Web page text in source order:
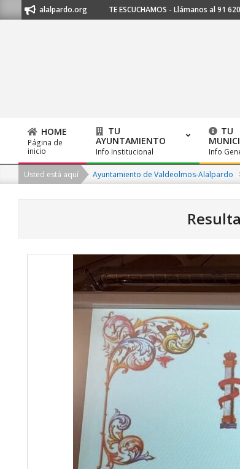
to
TE ESCUCHAMOS - Llámanos al 91 620 21 53
Primary
Navigation
Menu
HOME
Página de
inicio
TU
AYUNTAMIENTO
Info Institucional
TU
Info
Usted está aquí Ayuntamiento de Valdeolmos-Alalpardo